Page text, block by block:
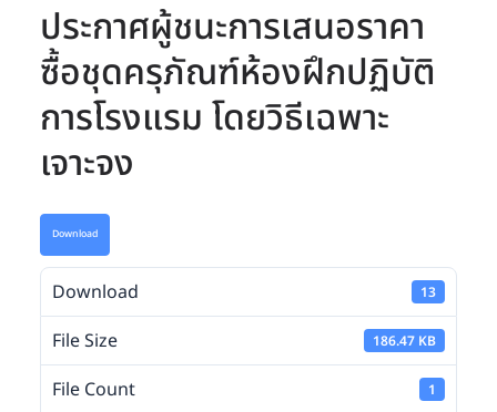
ประกาศผู้ชนะการเสนอราคา
ซื้อชุดครุภัณฑ์ห้องฝึกปฏิบัติ
การโรงแรม โดยวิธีเฉพาะ
เจาะจง
Download
Download 13
File Size 186.47 KB
File Count 1